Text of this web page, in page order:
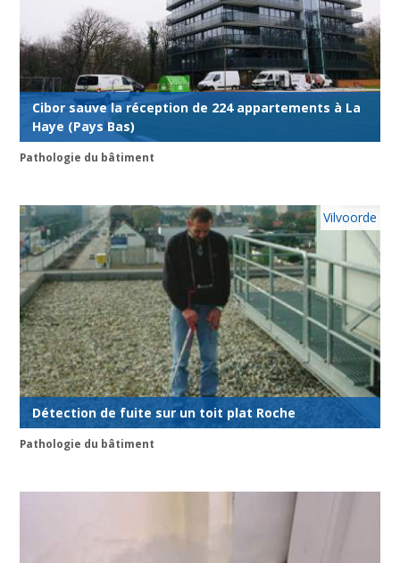
Cibor sauve la réception de 224 appartements à La
Haye (Pays Bas)
Pathologie du bâtiment
Détection de fuite sur un toit plat Roche
Vilvoorde
Pathologie du bâtiment